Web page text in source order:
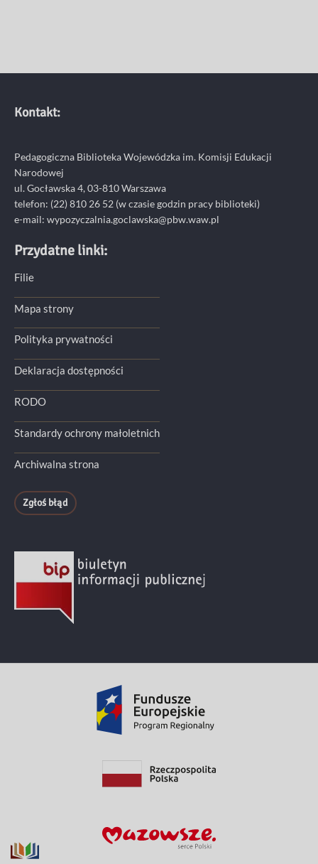
Kontakt:
Pedagogiczna Biblioteka Wojewódzka im. Komisji Edukacji
Narodowej
ul. Gocławska 4, 03-810 Warszawa
telefon: (22) 810 26 52 (w czasie godzin pracy biblioteki)
e-mail: wypozyczalnia.goclawska@pbw.waw.pl
Przydatne linki:
Filie
Mapa strony
Polityka prywatności
Deklaracja dostępności
RODO
Standardy ochrony małoletnich
Archiwalna strona
Zgłoś błąd